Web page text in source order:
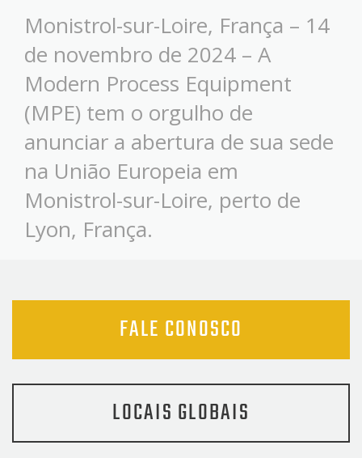
Monistrol-sur-Loire, França – 14
de novembro de 2024 – A
Modern Process Equipment
(MPE) tem o orgulho de
anunciar a abertura de sua sede
na União Europeia em
Monistrol-sur-Loire, perto de
Lyon, França.
FALE CONOSCO
LOCAIS GLOBAIS